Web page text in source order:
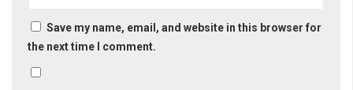
Save my name, email, and website in this browser for
the next time I comment.